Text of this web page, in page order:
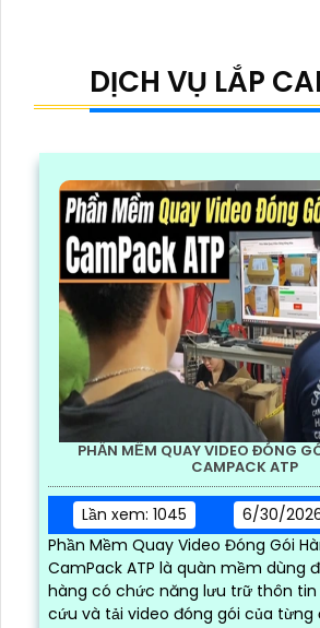
DỊCH VỤ LẮP
PHẦN MỀM QUAY VIDEO ĐÓNG
CAMPACK ATP
Lần xem: 1045
6/30/2026
Phần Mềm Quay Video Đóng Gói
CamPack ATP là quàn mềm dùng
hàng có chức năng lưu trữ thôn tin
cứu và tải video đóng gói của từng